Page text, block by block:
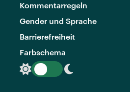
Kommentarregeln
Gender und Sprache
Barrierefreiheit
Farbschema